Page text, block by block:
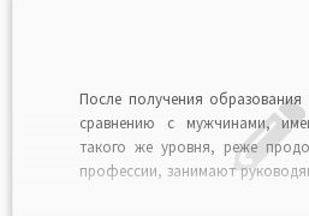
После получения
сравнению с мужчинами,
такого же уровня, реже
профессии, занимают